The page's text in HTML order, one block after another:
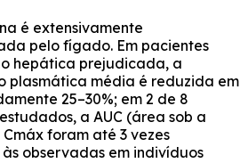
é extensivamente
pelo fígado. Em pacientes
hepática prejudicada, a
plasmática média é reduzida em
25–30%; em 2 de 8
a AUC (área sob a
foram até 3 vezes
observadas em indivíduos